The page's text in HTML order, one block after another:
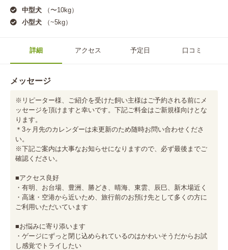
中型犬
（〜10kg）
小型犬
（~5kg）
詳細 アクセス 予定日 口コミ
メッセージ
※リピーター様、ご紹介を受けた飼い主様はご予約される前にメ
ッセージを頂けますと幸いです。下記ご料金はご新規様向けとな
ります。
＊3ヶ月先のカレンダーは未更新のため随時お問い合わせくださ
い。
※下記ご案内は大事なお知らせになりますので、必ず最後までご
確認ください。
■アクセス良好
・有明、お台場、豊洲、勝どき、晴海、東雲、辰巳、新木場近く
・高速・空港から近いため、旅行前のお預け先として多くの方に
ご利用いただいています
■お悩みに寄り添います
・ゲージにずっと閉じ込められているのはかわいそうだからお試
し感覚でトライしたい